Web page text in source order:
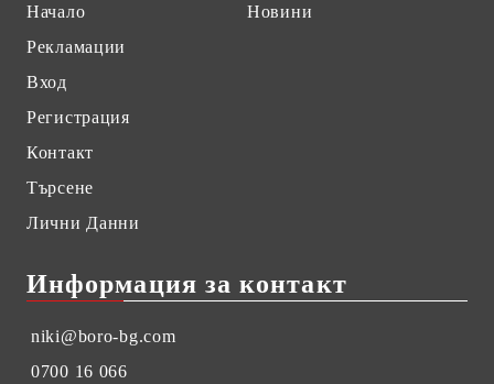
Начало
Рекламации
Вход
Регистрация
Контакт
Търсене
Лични Данни
Новини
Информация за контакт
niki@boro-bg.com
0700 16 066